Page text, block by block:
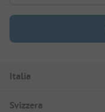
Italia
Svizzera